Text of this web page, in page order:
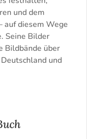
und dem
auf diesem Wege
Seine Bilder
Bildbände über
und